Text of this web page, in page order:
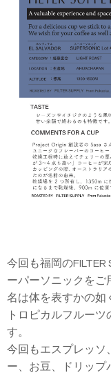
今回も福岡のFILTER
ーパーソニックをご
名は体を表すかの如
トロピカルフルー
す。
今回もエスプレッソ
ー、お豆、ドリップ